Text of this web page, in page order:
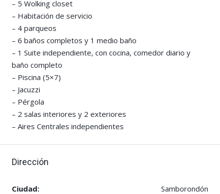
– 5 Wolking closet
– Habitación de servicio
– 4 parqueos
– 6 baños completos y 1 medio baño
– 1 Suite independiente, con cocina, comedor diario y
baño completo
– Piscina (5×7)
– Jacuzzi
– Pérgola
– 2 salas interiores y 2 exteriores
– Aires Centrales independientes
Dirección
Ciudad: Samborondón